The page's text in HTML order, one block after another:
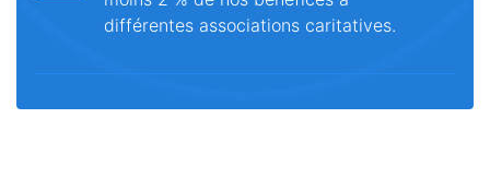
différentes associations caritatives.